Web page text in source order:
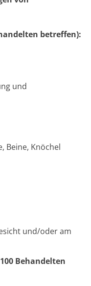
betreffen):
und
Beine, Knöchel
und/oder am
Behandelten